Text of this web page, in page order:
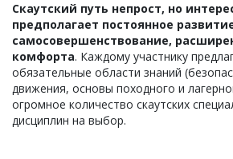
Скаутский путь непрост, но
предполагает постоянное
самосовершенствование,
комфорта. Каждому участнику
обязательные области знаний
движения, основы походного и
огромное количество скаутских
дисциплин на выбор.